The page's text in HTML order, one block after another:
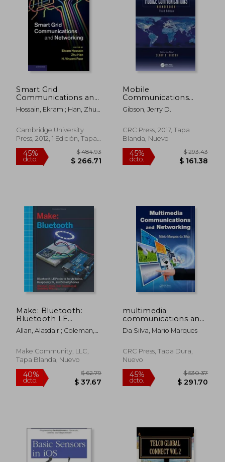
45%
dcto.
$ 270.44
$ 148.74
45%
dcto.
45%
dcto.
$ 257.32
$ 141.53
45%
dcto.
Smart Grid
Communications and
Networking (en
Inglés)
Hossain, Ekram ; Han, Zhu ;
Cambridge University
Press, 2012, 1 Edición, Tapa
Dura, Nuevo
Mobile
Communications
Handbook (electrical
Engineering
Inglés)
Gibson, Jerry D.
CRC Press, 2017, Tapa
Blanda, Nuevo
Make: Bluetooth:
Bluetooth LE
Projects with Arduino,
Raspberry Pi, and
Inglés)
Allan, Alasdair ; Coleman,
Make Community, LLC,
Tapa Blanda, Nuevo
multimedia
communications and
networking (en
Inglés)
Da Silva, Mario Marques
CRC Press, Tapa Dura,
Nuevo